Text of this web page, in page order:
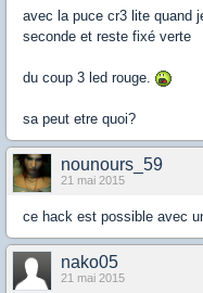
avec la puce cr3 lite quand
seconde et reste fixé verte
du coup 3 led rouge.
sa peut etre quoi?
nounours_59
21 mai 2015
ce hack est possible avec
nako05
21 mai 2015